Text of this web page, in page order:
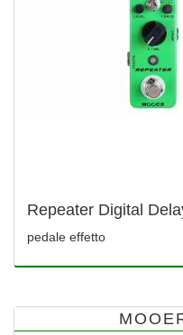
Repeater Digital
pedale effetto